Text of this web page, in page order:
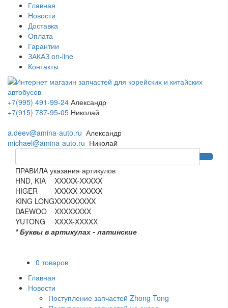
Главная
Новости
Доставка
Оплата
Гарантии
ЗАКАЗ on-line
Контакты
+7(995) 491-99-24 Александр
+7(915) 787-95-05 Николай
a.deev@amina-auto.ru Александр
michael@amina-auto.ru Николай
ПРАВИЛА указания артикулов
HND, KIA
XXXXX-XXXXX
HIGER
XXXXX-XXXXX
KING LONGXXXXXXXXX
DAEWOO
XXXXXXXX
YUTONG
XXXX-XXXXX
* Буквы в артикулах - латинские
0 товаров
Главная
Новости
Поступление запчастей Zhong Tong